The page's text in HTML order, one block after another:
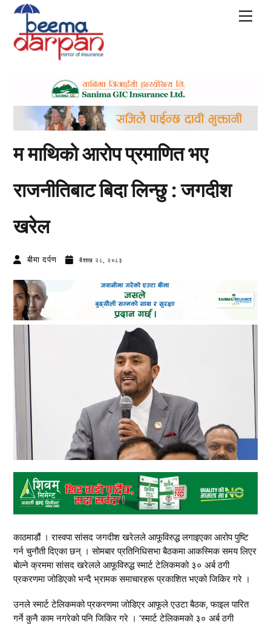
Skip
content
म माथिको आरोप प्रमाणित भए
राजनीतिबाट बिदा लिन्छु : जगदीश
खरेल
बीमा दर्पण बैशाख २८, २०८३
काठमाडौं । रास्वपा सांसद जगदीश खरेलले आफूविरुद्ध लगाइएका आरोप पुष्टि
गर्न चुनौती दिएका छन् । सोमबार प्रतिनिधिसभा बैठकमा आकस्मिक समय लिएर
बोल्ने क्रममा सांसद खरेलले आफूविरुद्ध स्मार्ट टेलिकमको ३० अर्ब ठगी
प्रकरणमा जोडिएको भन्दै भ्रामक समाचारहरू प्रकाशित भएको जिकिर गरे ।
उनले स्मार्ट टेलिकमको प्रकरणमा जोडिएर आफूले एउटा बैठक, फाइल पारित
गर्ने कुनै काम नगरेको पनि जिकिर गरे । ‘स्मार्ट टेलिकमको ३० अर्ब ठगी